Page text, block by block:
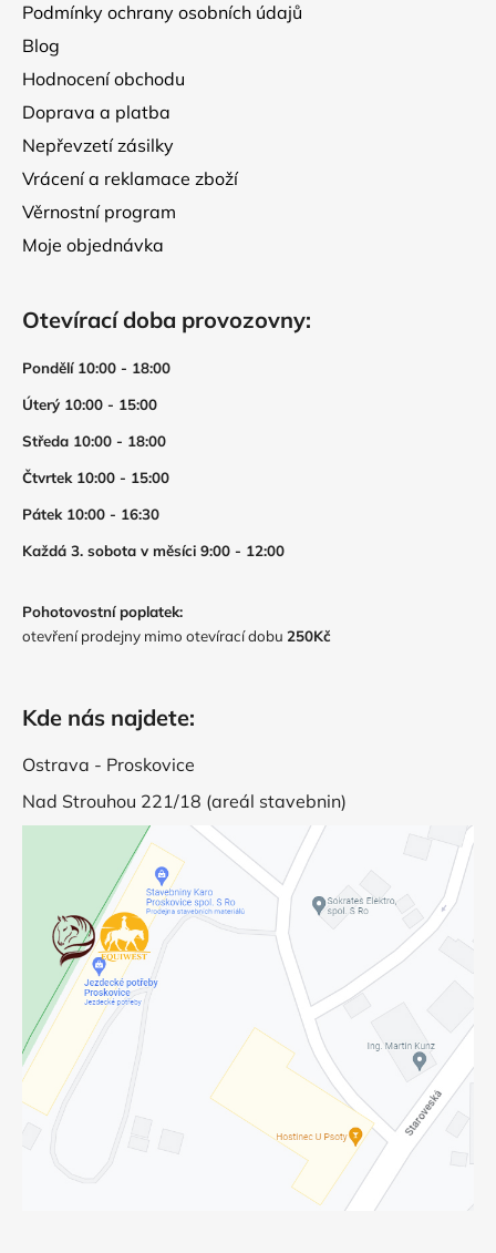
i
Podmínky ochrany osobních údajů
Blog
Hodnocení obchodu
Doprava a platba
Nepřevzetí zásilky
Vrácení a reklamace zboží
Věrnostní program
Moje objednávka
Otevírací doba provozovny:
Pondělí 10:00 - 18:00
Úterý 10:00 - 15:00
Středa 10:00 - 18:00
Čtvrtek 10:00 - 15:00
Pátek 10:00 - 16:30
Každá 3. sobota v měsíci 9:00 - 12:00
Pohotovostní poplatek:
otevření prodejny mimo otevírací dobu 250Kč
Kde nás najdete:
Ostrava - Proskovice
Nad Strouhou 221/18 (areál stavebnin)